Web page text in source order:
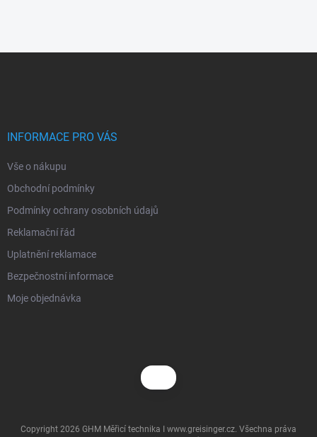
INFORMACE PRO VÁS
Vše o nákupu
Obchodní podmínky
Podmínky ochrany osobních údajů
Reklamační řád
Uplatnění reklamace
Bezpečnostní informace
Moje objednávka
Copyright 2026 GHM Měřicí technika I www.greisinger.cz. Všechna práva